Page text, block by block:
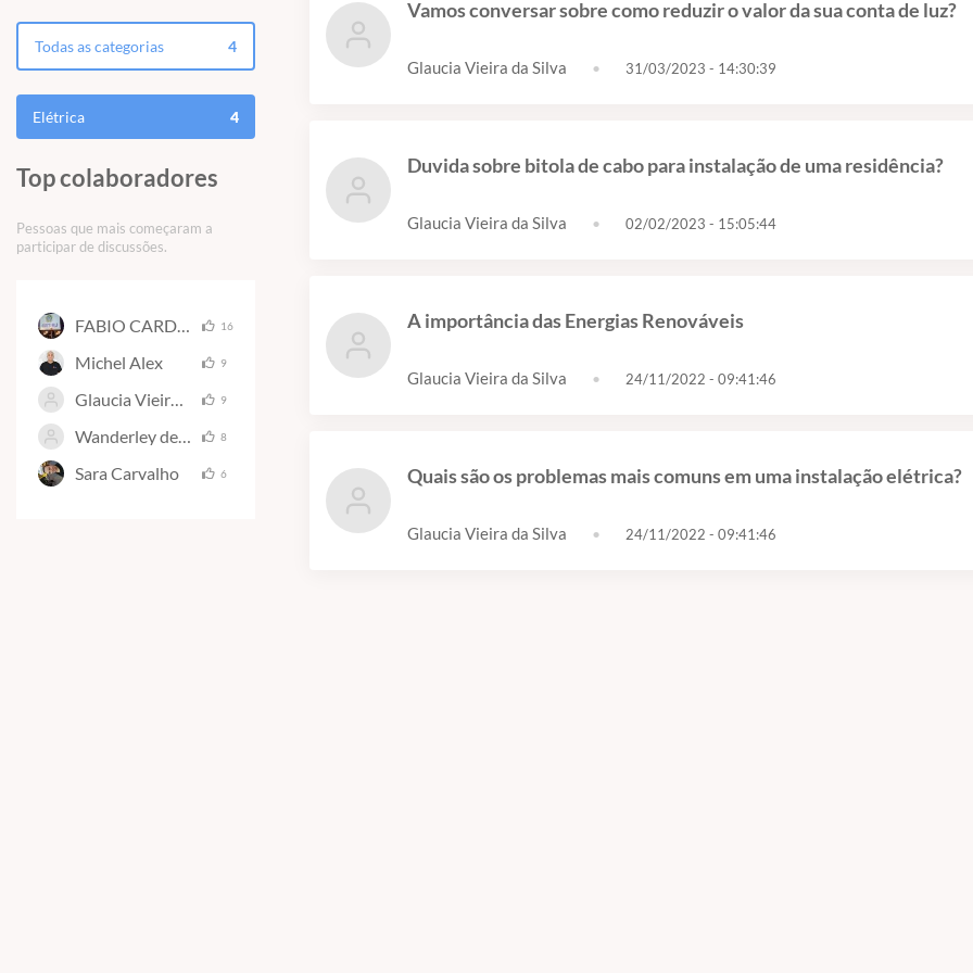
Todas as categorias 4
Elétrica 4
Top colaboradores
Pessoas que mais começaram a
participar de discussões.
FABIO CARDOSO DA SILVA 16
Michel Alex 9
Glaucia Vieira da Silva 9
Wanderley de Souza Alves 8
Sara Carvalho 6
Vamos conversar sobre como reduzir o valor da sua conta de luz?
Glaucia Vieira da Silva • 31/03/2023 - 14:30:39
Duvida sobre bitola de cabo para instalação de uma residência?
Glaucia Vieira da Silva • 02/02/2023 - 15:05:44
A importância das Energias Renováveis
Glaucia Vieira da Silva • 24/11/2022 - 09:41:46
Quais são os problemas mais comuns em uma instalação elétrica?
Glaucia Vieira da Silva • 24/11/2022 - 09:41:46